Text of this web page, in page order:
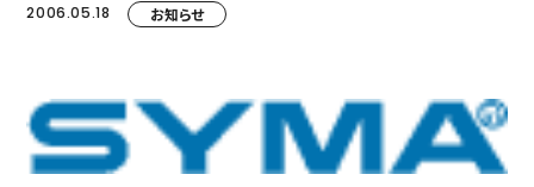
2006.05.18 お知らせ